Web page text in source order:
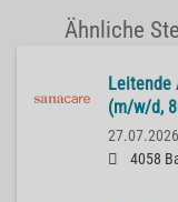
Ähnliche
Lei­ten­de
(m/w/d,
4058